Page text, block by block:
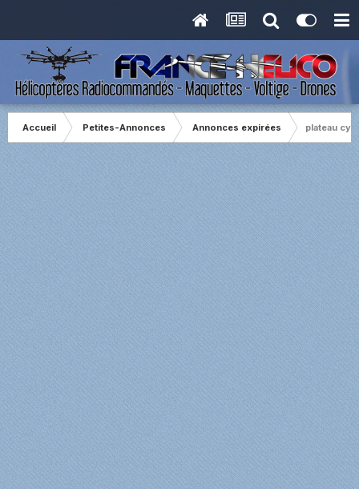
Accueil Petites-Annonces Annonces expirées plateau